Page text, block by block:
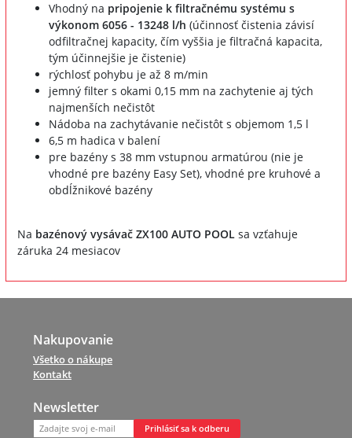
Vhodný na pripojenie k filtračnému systému s
výkonom 6056 - 13248 l/h (účinnosť čistenia závisí
odfiltračnej kapacity, čím vyššia je filtračná kapacita,
tým účinnejšie je čistenie)
rýchlosť pohybu je až 8 m/min
jemný filter s okami 0,15 mm na zachytenie aj tých
najmenších nečistôt
Nádoba na zachytávanie nečistôt s objemom 1,5 l
6,5 m hadica v balení
pre bazény s 38 mm vstupnou armatúrou (nie je
vhodné pre bazény Easy Set), vhodné pre kruhové a
obdĺžnikové bazény
Na bazénový vysávač ZX100 AUTO POOL sa vzťahuje
záruka 24 mesiacov
Nakupovanie
Všetko o nákupe
Kontakt
Newsletter
Prihlásiť sa k odberu